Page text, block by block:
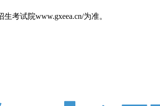
考试院www.gxeea.cn/为准。